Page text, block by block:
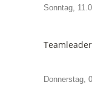
Sonntag,
Donnerstag,